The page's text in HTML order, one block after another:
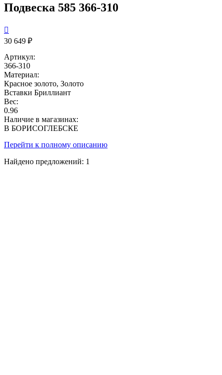
Подвеска 585 366-310

30 649 ₽
Артикул:
366-310
Материал:
Красное золото, Золото
Вставки Бриллиант
Вес:
0.96
Наличие в магазинах:
В БОРИСОГЛЕБСКЕ
Перейти к полному описанию
Найдено предложений: 1